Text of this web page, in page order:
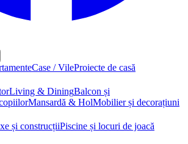
Case / VileProiecte de casă
Living & DiningBalcon și
Mansardă & HolMobilier și decorațiuni
și construcțiiPiscine și locuri de joacă